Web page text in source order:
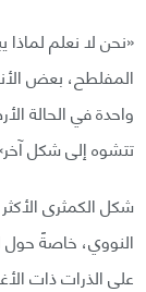
«نحن لا نعلم
المفلطح، بعض
واحدة في الحالة
تتشوه إلى شكل
شكل الكمثرى
النووي، خاصةً حول
على الذرات ذات